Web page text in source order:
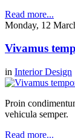
Read more...
Monday, 12
Vivamus
in Interior Design
Proin
vehicula semper.
Read more...